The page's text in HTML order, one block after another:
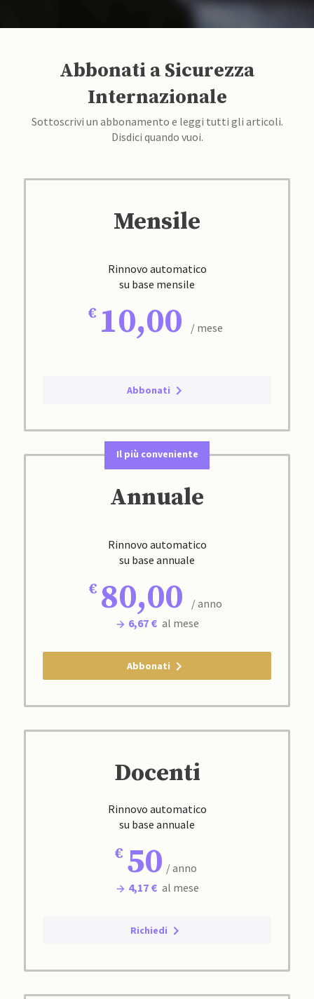
Abbonati a Sicurezza
Internazionale
Sottoscrivi un abbonamento e leggi tutti gli articoli.
Disdici quando vuoi.
Mensile
Rinnovo automatico
su base mensile
10,00 / mese
Abbonati
Il più conveniente
Annuale
Rinnovo automatico
su base annuale
80,00
/ anno
6,67 € al mese
Abbonati
Docenti
Rinnovo automatico
su base annuale
50 / anno
4,17 € al mese
Richiedi